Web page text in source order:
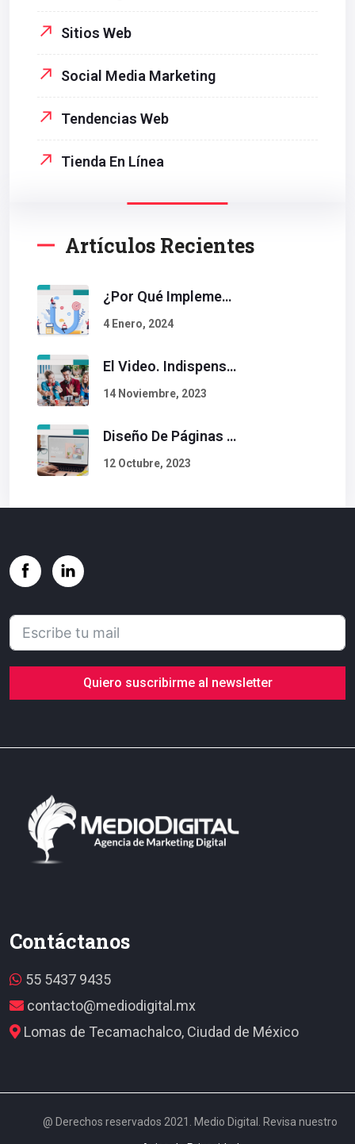
Sitios Web
Social Media Marketing
Tendencias Web
Tienda En Línea
Artículos Recientes
¿Por Qué Implementar La Metodología Inbound Marketing En Tu Empresa?
4 Enero, 2024
El Video. Indispensable En Tu Estrategia De Contenidos.
14 Noviembre, 2023
Diseño De Páginas Web. Esto Debe Tener Un Sitio Exitoso.
12 Octubre, 2023
Quiero suscribirme al newsletter
Contáctanos
55 5437 9435
contacto@mediodigital.mx
Lomas de Tecamachalco, Ciudad de México
@ Derechos reservados 2021. Medio Digital. Revisa nuestro